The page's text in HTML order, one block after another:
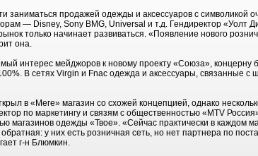
заниматься продажей одежды и аксессуаров с символикой
— Disney, Sony BMG, Universal и т.д. Гендиректор «Уолт
только начинает развиваться. «Появление нового
она.
интерес мейджоров к новому проекту «Союза», концерну
В сетях Virgin и Fnac одежда и аксессуары, связанные с
в «Меге» магазин со схожей концепцией, однако
по маркетингу и связям с общественностью «MTV
магазинов одежды «Твое». «Сейчас практически в каждом
у них есть розничная сеть, но нет партнера по
г-н Блюмкин.